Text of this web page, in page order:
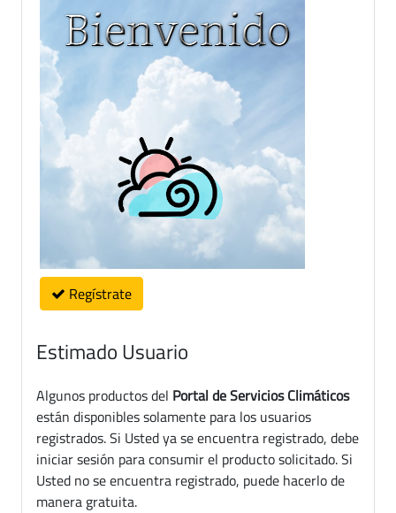
Regístrate
Estimado Usuario
Algunos productos del Portal de Servicios Climáticos
están disponibles solamente para los usuarios
registrados. Si Usted ya se encuentra registrado, debe
iniciar sesión para consumir el producto solicitado. Si
Usted no se encuentra registrado, puede hacerlo de
manera gratuita.